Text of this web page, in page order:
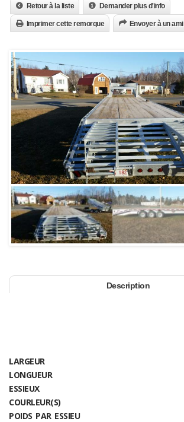
Retour à la liste Demander plus d'info
Imprimer cette remorque Envoyer à un ami
Description
LARGEUR
LONGUEUR
ESSIEUX
COURLEUR(S)
POIDS PAR ESSIEU